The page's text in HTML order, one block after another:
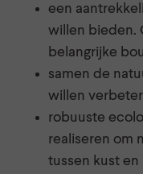
een
willen bieden.
belangrijke
samen de
willen
robuuste
realiseren om
tussen kust